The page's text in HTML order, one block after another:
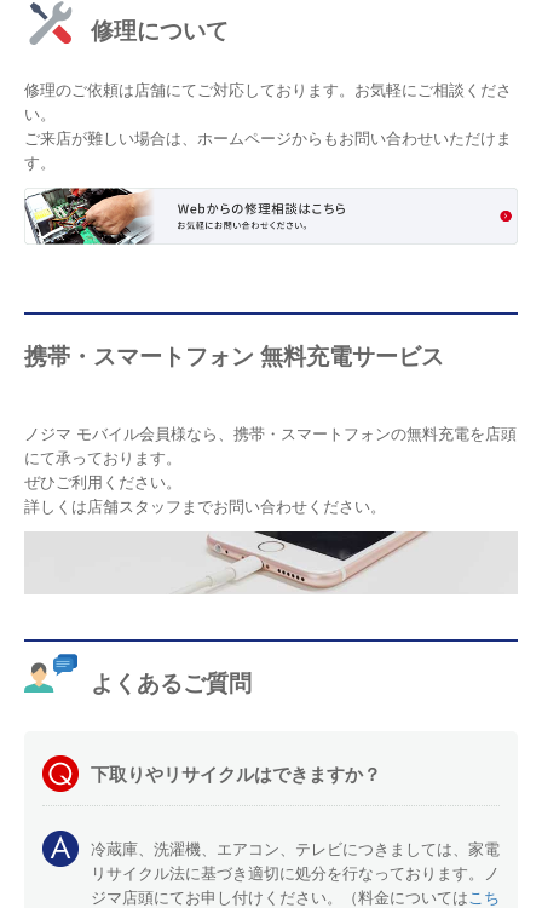
修理について
修理のご依頼は店舗にてご対応しております。お気軽にご相談くださ
い。
ご来店が難しい場合は、ホームページからもお問い合わせいただけま
す。
携帯・スマートフォン 無料充電サービス
ノジマ モバイル会員様なら、携帯・スマートフォンの無料充電を店頭
にて承っております。
ぜひご利用ください。
詳しくは店舗スタッフまでお問い合わせください。
よくあるご質問
下取りやリサイクルはできますか？
冷蔵庫、洗濯機、エアコン、テレビにつきましては、家電
リサイクル法に基づき適切に処分を行なっております。ノ
ジマ店頭にてお申し付けください。（料金については こち